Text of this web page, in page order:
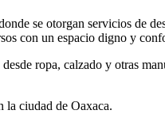
se otorgan servicios de
con un espacio digno y
ropa, calzado y otras
la ciudad de Oaxaca.